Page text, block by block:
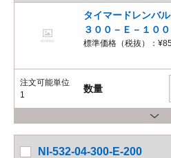
タイマードレンバ
３００－Ｅ－１００
標準価格（税抜）：
注文可能単位
1
数量
NI-532-04-300-E-200